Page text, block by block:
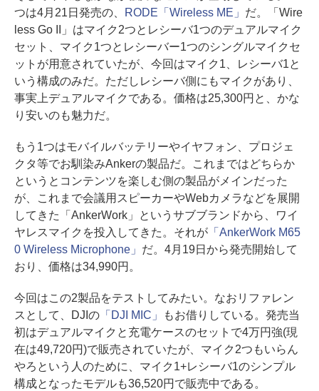
つは4月21日発売の、
RODE「Wireless ME」 だ。「Wire
less Go II」はマイク2つとレシーバ1つのデュアルマイク
セット、マイク1つとレシーバー1つのシングルマイクセ
ットが用意されていたが、今回はマイク1、レシーバ1と
いう構成のみだ。ただしレシーバ側にもマイクがあり、
事実上デュアルマイクである。価格は25,300円と、かな
り安いのも魅力だ。
もう1つはモバイルバッテリーやイヤフォン、プロジェ
クタ等でお馴染みAnkerの製品だ。これまではどちらか
というとコンテンツを楽しむ側の製品がメインだった
が、これまで会議用スピーカーやWebカメラなどを展開
してきた「AnkerWork」というサブブランドから、ワイ
ヤレスマイクを投入してきた。それが「AnkerWork M65
0 Wireless Microphone」 だ。4月19日から発売開始して
おり、価格は34,990円。
今回はこの2製品をテストしてみたい。なおリファレン
スとして、DJIの「DJI MIC」
もお借りしている。発売当
初はデュアルマイクと充電ケースのセットで4万円強(現
在は49,720円)で販売されていたが、マイク2つもいらん
やろという人のために、マイク1+レシーバ1のシンプル
構成となったモデルも36,520円で販売中である。